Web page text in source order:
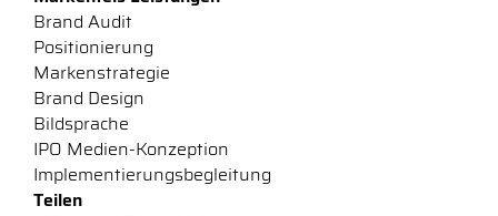
Brand Audit
Positionierung
Markenstrategie
Brand Design
Bildsprache
IPO Medien-Konzeption
Implementierungsbegleitung
Teilen